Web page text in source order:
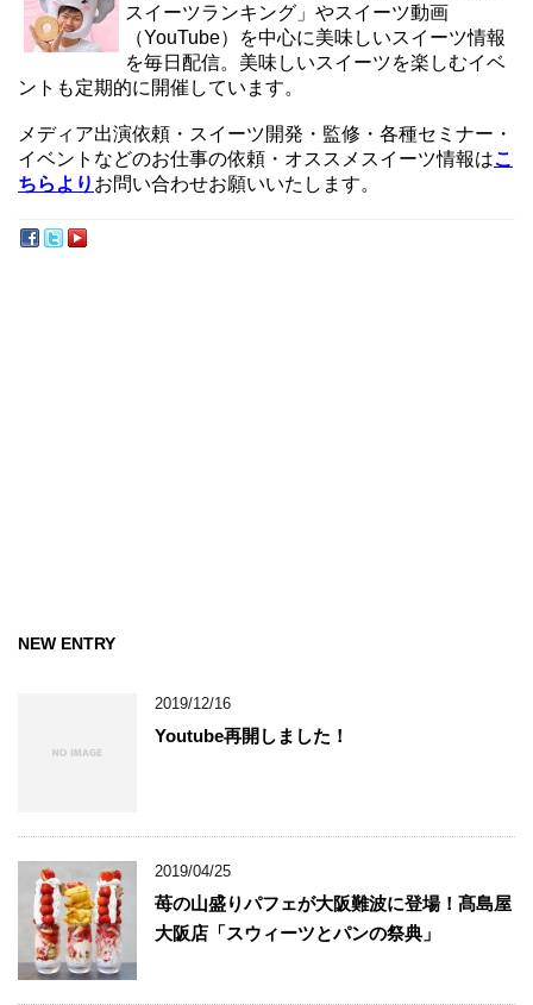
スイーツランキング」やスイーツ動画
（YouTube）を中心に美味しいスイーツ情報
を毎日配信。美味しいスイーツを楽しむイベ
ントも定期的に開催しています。
メディア出演依頼・スイーツ開発・監修・各種セミナー・
イベントなどのお仕事の依頼・オススメスイーツ情報はこ
ちらより お問い合わせお願いいたします。
NEW ENTRY
2019/12/16
Youtube再開しました！
2019/04/25
苺の山盛りパフェが大阪難波に登場！髙島屋
大阪店「スウィーツとパンの祭典」